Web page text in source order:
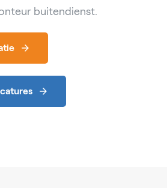
buitendienst.